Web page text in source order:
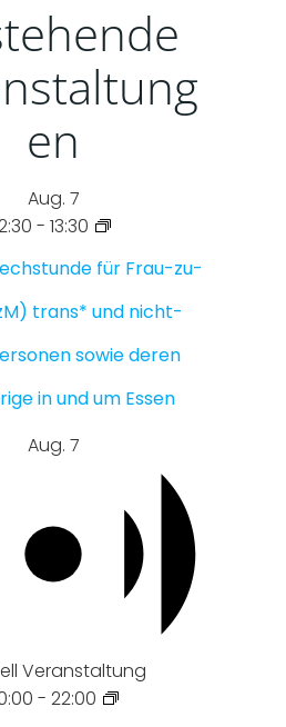
en
Aug. 7
- 13:30
für Frau-zu-
trans* und nicht-
sowie deren
in und um Essen
Aug. 7
Veranstaltung
- 22:00